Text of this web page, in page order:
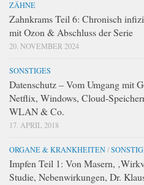
ZÄHNE
Zahnkrams Teil 6: Chronisch
mit Ozon & Abschluss der Serie
20. NOVEMBER 2024
SONSTIGES
Datenschutz – Vom Umgang mit
Netflix, Windows, Cloud-
WLAN & Co.
17. APRIL 2018
ORGANE & KRANKHEITEN/
Impfen Teil 1: Von Masern,
Studie, Nebenwirkungen, Dr.